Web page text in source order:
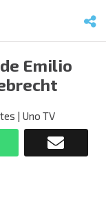
Emilio
| Uno TV